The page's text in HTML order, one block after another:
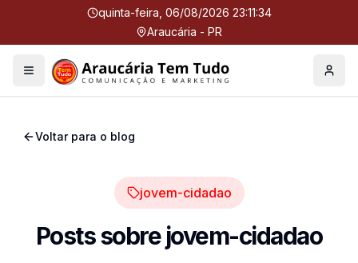
quinta-feira, 06/08/2026 23:11:35
Araucária - PR
Menu Perfil
Voltar para o blog
jovem-cidadao
Posts sobrejovem-cidadao